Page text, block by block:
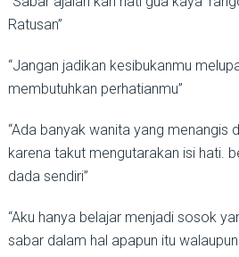
Ratusan”
“Jangan jadikan kesibukanmu
membutuhkan perhatianmu”
“Ada banyak wanita yang menangis
karena takut mengutarakan isi hati.
dada sendiri”
“Aku hanya belajar menjadi sosok
sabar dalam hal apapun itu